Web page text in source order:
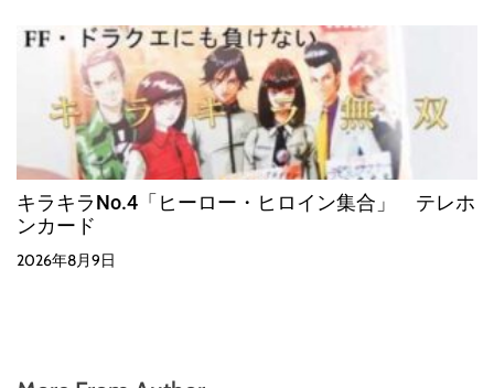
キラキラNo.4「ヒーロー・ヒロイン集合」 テレホ
ンカード
2026年8月9日